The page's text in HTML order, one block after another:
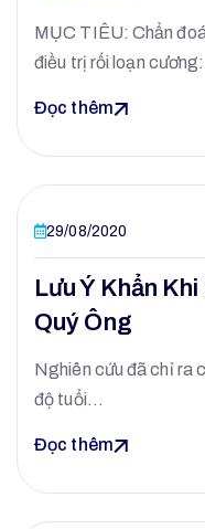
MỤC TIÊU: Chẩn
điều trị rối loạn
Đọc thêm
29/08/2020
Lưu Ý Khẩn
Quý Ông
Nghiên cứu đã chỉ ra
độ tuổi…
Đọc thêm